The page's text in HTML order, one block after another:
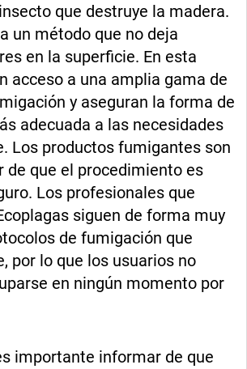
que destruye la madera.
un método que no deja
en la superficie. En esta
acceso a una amplia gama de
y aseguran la forma de
adecuada a las necesidades
Los productos fumigantes son
de que el procedimiento es
Los profesionales que
siguen de forma muy
de fumigación que
por lo que los usuarios no
en ningún momento por
importante informar de que